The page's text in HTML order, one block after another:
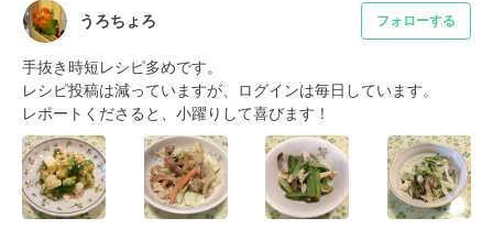
うろちょろ フォローする
手抜き時短レシピ多めです。
レシピ投稿は減っていますが、ログインは毎日しています。
レポートくださると、小躍りして喜びます！